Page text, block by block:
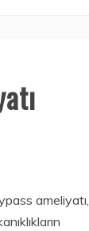
ameliyatı,